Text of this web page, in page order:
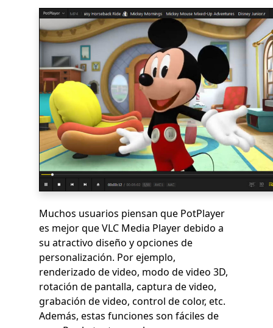
Muchos usuarios piensan que PotPlayer
es mejor que VLC Media Player debido a
su atractivo diseño y opciones de
personalización. Por ejemplo,
renderizado de video, modo de video 3D,
rotación de pantalla, captura de video,
grabación de video, control de color, etc.
Además, estas funciones son fáciles de